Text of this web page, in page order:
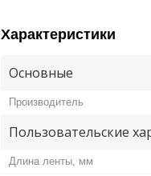
Характеристики
Основные
Производитель
Пользовательские
Длина ленты, мм